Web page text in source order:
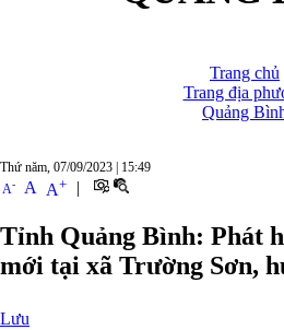
Trang chủ
Trang địa
Quảng
Thứ năm, 07/09/2023
15:49
A- A A+ |
Tỉnh Quảng Bình: Phát
mới tại xã Trường Sơn,
Lưu